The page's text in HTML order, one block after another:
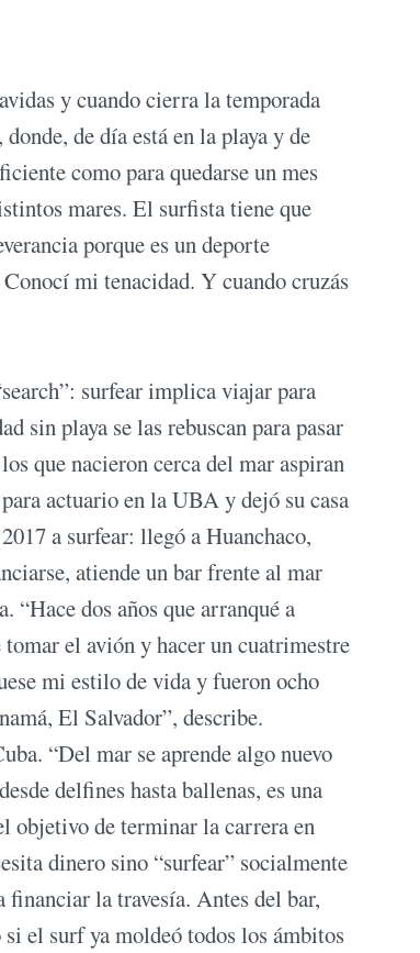
y cuando cierra la temporada
de día está en la playa y de
como para quedarse un mes
mares. El surfista tiene que
porque es un deporte
mi tenacidad. Y cuando cruzás
surfear implica viajar para
sin playa se las rebuscan para pasar
que nacieron cerca del mar aspiran
actuario en la UBA y dejó su casa
a surfear: llegó a Huanchaco,
atiende un bar frente al mar
“Hace dos años que arranqué a
el avión y hacer un cuatrimestre
mi estilo de vida y fueron ocho
El Salvador”, describe.
“Del mar se aprende algo nuevo
delfines hasta ballenas, es una
objetivo de terminar la carrera en
dinero sino “surfear” socialmente
financiar la travesía. Antes del bar,
el surf ya moldeó todos los ámbitos